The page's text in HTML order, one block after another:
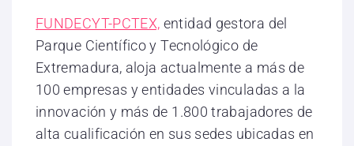
FUNDECYT-PCTEX, entidad gestora del
Parque Científico y Tecnológico de
Extremadura, aloja actualmente a más de
100 empresas y entidades vinculadas a la
innovación y más de 1.800 trabajadores de
alta cualificación en sus sedes ubicadas en